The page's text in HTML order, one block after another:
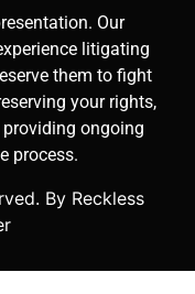
Our
litigating
them to fight
your rights,
ongoing
process.
By Reckless